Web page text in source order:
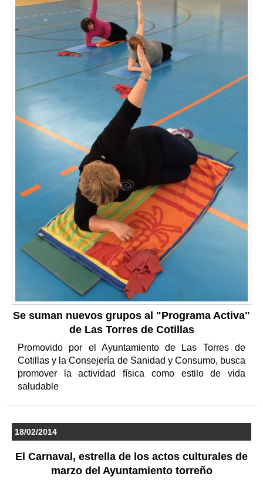
Se suman nuevos grupos al "Programa Activa"
de Las Torres de Cotillas
Promovido por el Ayuntamiento de Las Torres de
Cotillas y la Consejería de Sanidad y Consumo, busca
promover la actividad física como estilo de vida
saludable
18/02/2014
El Carnaval, estrella de los actos culturales de
marzo del Ayuntamiento torreño